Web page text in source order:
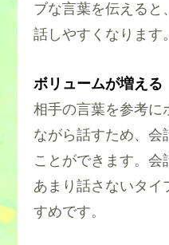
ブな言葉を伝えると
話しやすくなります。
ボリュームが増える
相手の言葉を参考に
ながら話すため、会
ことができます。会
あまり話さないタイ
すめです。